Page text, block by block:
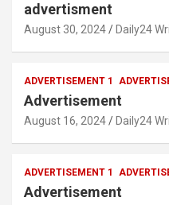
advertisment
August 30, 2024 Daily24
ADVERTISEMENT 1
Advertisement
August 16, 2024 Daily24
ADVERTISEMENT 1
Advertisement